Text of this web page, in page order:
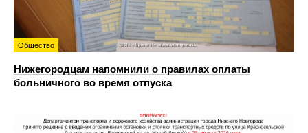
Общество
Нижегородцам напомнили о правилах оплаты
больничного во время отпуска